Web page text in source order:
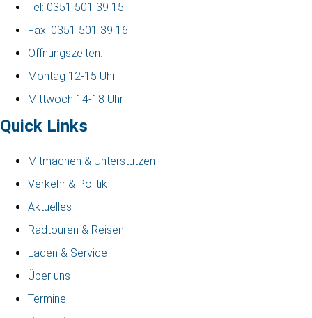
Tel: 0351 501 39 15
Fax: 0351 501 39 16
Öffnungszeiten:
Montag 12-15 Uhr
Mittwoch 14-18 Uhr
Quick Links
Mitmachen & Unterstützen
Verkehr & Politik
Aktuelles
Radtouren & Reisen
Laden & Service
Über uns
Termine